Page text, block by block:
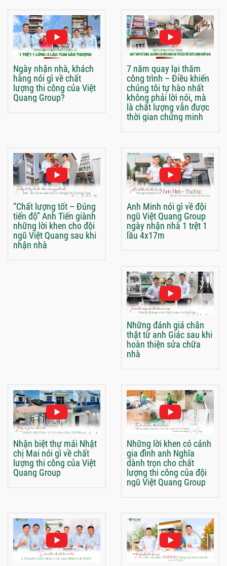
Ngày nhận nhà, khách
hàng nói gì về chất
lượng thi công của Việt
Quang Group?
7 năm quay lại thăm
công trình – Điều khiến
chúng tôi tự hào nhất
không phải lời nói, mà
là chất lượng vẫn được
thời gian chứng minh
“Chất lượng tốt – Đúng
tiến độ” Anh Tiến giành
những lời khen cho đội
ngũ Việt Quang sau khi
nhận nhà
Anh Minh nói gì về đội
ngũ Việt Quang Group
ngày nhận nhà 1 trệt 1
lầu 4x17m
Những đánh giá chân
thật từ anh Giác sau khi
hoàn thiện sửa chữa
nhà
Nhận biệt thự mái Nhật
chị Mai nói gì về chất
lượng thi công của Việt
Quang Group
Những lời khen có cánh
gia đình anh Nghĩa
dành trọn cho chất
lượng thi công của đội
ngũ Việt Quang Group